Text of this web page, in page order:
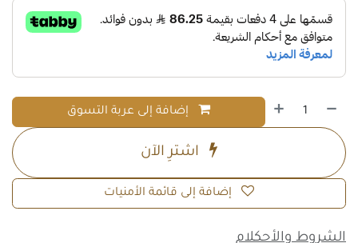
إضافة إلى عربة التسوق
اشترِ الآن
إضافة إلى قائمة الأمنيات
الشروط والأحكلام